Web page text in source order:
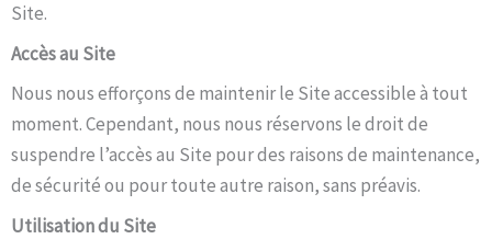
Site.
Accès au Site
Nous nous efforçons de maintenir le Site accessible à tout
moment. Cependant, nous nous réservons le droit de
suspendre l’accès au Site pour des raisons de maintenance,
de sécurité ou pour toute autre raison, sans préavis.
Utilisation du Site